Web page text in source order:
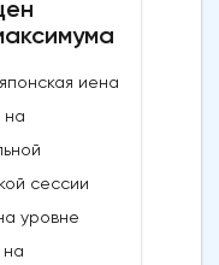
на которые
путь к
333-4 309
к 4 267-4 243
явный
США сведет
иена
на
сессии
уровне
на